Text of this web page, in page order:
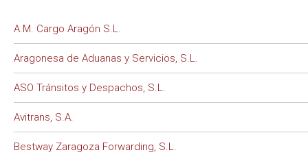
A.M. Cargo Aragón S.L.
Aragonesa de Aduanas y Servicios, S.L.
ASO Tránsitos y Despachos, S.L.
Avitrans, S.A.
Bestway Zaragoza Forwarding, S.L.